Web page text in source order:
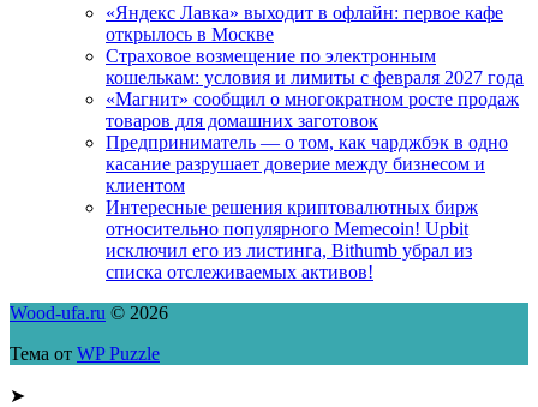
«Яндекс Лавка» выходит в офлайн: первое кафе
открылось в Москве
Страховое возмещение по электронным
кошелькам: условия и лимиты с февраля 2027 года
«Магнит» сообщил о многократном росте продаж
товаров для домашних заготовок
Предприниматель — о том, как чарджбэк в одно
касание разрушает доверие между бизнесом и
клиентом
Интересные решения криптовалютных бирж
относительно популярного Memecoin! Upbit
исключил его из листинга, Bithumb убрал из
списка отслеживаемых активов!
Wood-ufa.ru © 2026
Тема от WP Puzzle
➤